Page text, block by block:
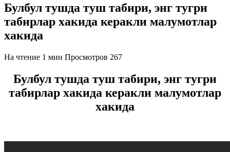
Булбул тушда туш табири, энг тугри
табирлар хакида керакли малумотлар
хакида
На чтение 1 мин Просмотров 267
Булбул тушда туш табири, энг тугри
табирлар хакида керакли малумотлар
хакида